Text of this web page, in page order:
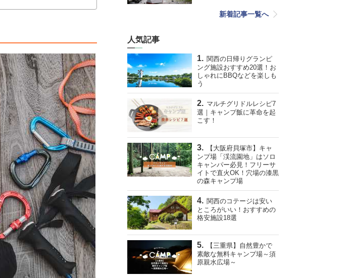
新着記事一覧へ
人気記事
関西の日帰りグランピ
ング施設おすすめ20選！お
しゃれにBBQなどを楽しも
う
マルチグリドルレシピ7
選｜キャンプ飯に革命を起
こす！
【大阪府貝塚市】キャ
ンプ場「渓流園地」はソロ
キャンパー必見！フリーサ
イトで直火OK！穴場の漆黒
の森キャンプ場
関西のコテージは安い
ところがいい！おすすめの
格安施設18選
【三重県】自然豊かで
素敵な無料キャンプ場～須
原親水広場～